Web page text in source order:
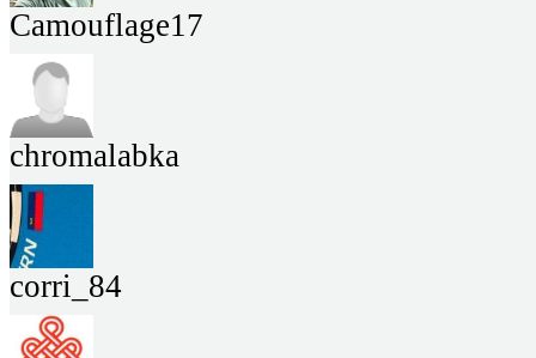
Camouflage17
chromalabka
corri_84